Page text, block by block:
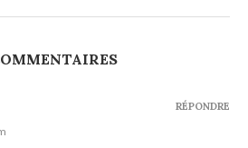
RÉPONDRE